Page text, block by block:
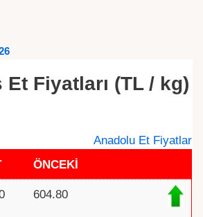
Et Fiyatları (TL / kg)
Anadolu Et Fiyatlar
ÖNCEKİ
604.80